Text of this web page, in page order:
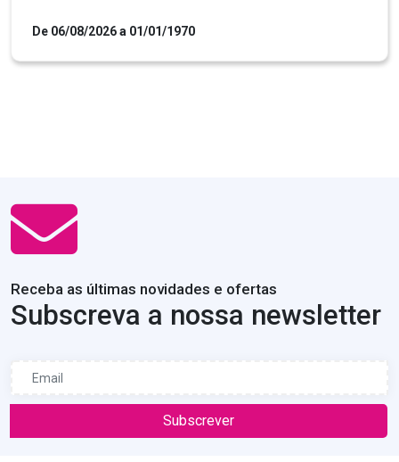
De 06/08/2026 a 01/01/1970
Receba as últimas novidades e ofertas
Subscreva a nossa newsletter
Subscrever